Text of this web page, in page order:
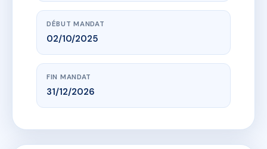
DÉBUT MANDAT
02/10/2025
FIN MANDAT
31/12/2026